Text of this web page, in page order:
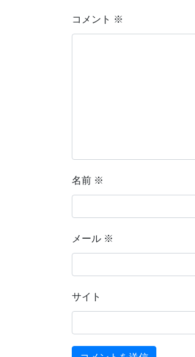
コメント ※
名前 ※
メール ※
サイト